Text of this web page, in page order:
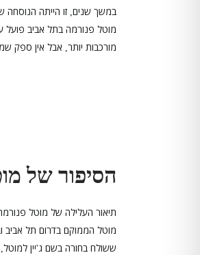
במשך שנים, זו הייתה
מוטל פנורמה בתל אביב פועל
מורכבות יותר, אבל אין ספק
הסיפור של
תיאור העלילה של מוטל
מוטל הממוקם בדרום תל
ששולח בחורה בשם ג'יין למוטל,